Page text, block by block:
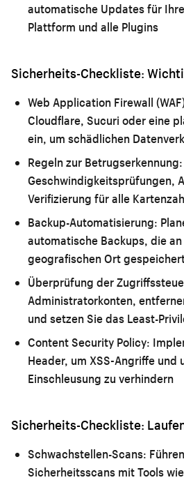
automatische Updates für
Plattform und alle Plugins
Sicherheits-Checkliste:
Web Application Firewall
Cloudflare, Sucuri oder eine
ein, um schädlichen
Regeln zur Betrugserkennung:
Geschwindigkeitsprüfungen,
Verifizierung für alle
Backup-Automatisierung:
automatische Backups, die
geografischen Ort
Überprüfung der
Administratorkonten,
und setzen Sie das Least-
Content Security Policy:
Header, um XSS-Angriffe
Einschleusung zu verhindern
Sicherheits-Checkliste:
Schwachstellen-Scans:
Sicherheitsscans mit Tools